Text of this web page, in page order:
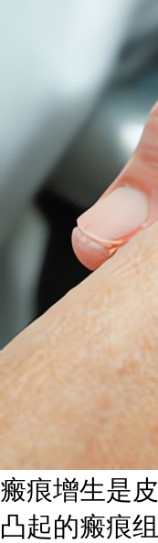
瘢痕增生是
凸起的瘢痕